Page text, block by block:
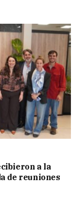
a la
de reuniones